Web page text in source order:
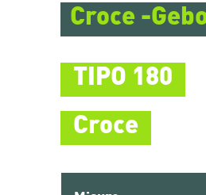
Croce -
TIPO 180
Croce